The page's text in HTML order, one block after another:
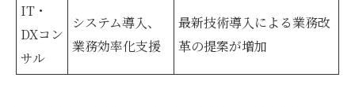
IT・
DXコン
サル
システム導入、
業務効率化支援
最新技術導入による業務改
革の提案が増加